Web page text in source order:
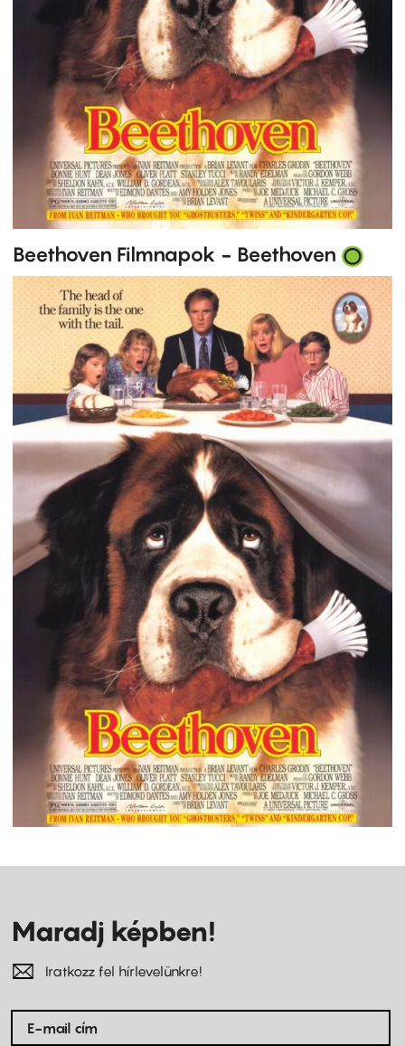
Beethoven Filmnapok - Beethoven
Maradj képben!
Iratkozz fel hírlevelünkre!